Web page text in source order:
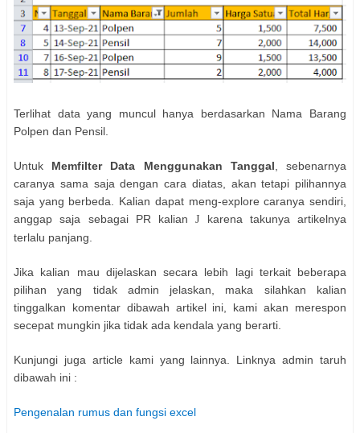
Terlihat data yang muncul hanya berdasarkan Nama Barang
Polpen dan Pensil.
Untuk Memfilter Data Menggunakan Tanggal , sebenarnya
caranya sama saja dengan cara diatas, akan tetapi pilihannya
saja yang berbeda. Kalian dapat meng-explore caranya sendiri,
anggap saja sebagai PR kalianJ karena takunya artikelnya
terlalu panjang.
Jika kalian mau dijelaskan secara lebih lagi terkait beberapa
pilihan yang tidak admin jelaskan, maka silahkan kalian
tinggalkan komentar dibawah artikel ini, kami akan merespon
secepat mungkin jika tidak ada kendala yang berarti.
Kunjungi juga article kami yang lainnya. Linknya admin taruh
dibawah ini :
Pengenalan rumus dan fungsi excel